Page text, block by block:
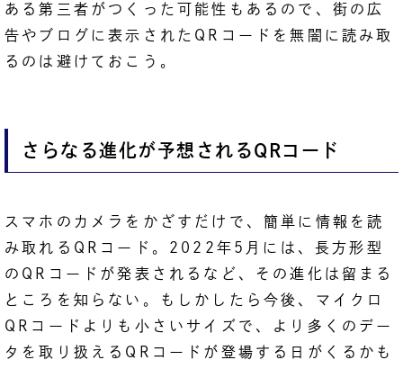
ある第三者がつくった可能性もあるので、街の広
告やブログに表示されたQRコードを無闇に読み取
るのは避けておこう。
さらなる進化が予想されるQRコード
スマホのカメラをかざすだけで、簡単に情報を読
み取れるQRコード。2022年5月には、長方形型
のQRコードが発表されるなど、その進化は留まる
ところを知らない。もしかしたら今後、マイクロ
QRコードよりも小さいサイズで、より多くのデー
タを取り扱えるQRコードが登場する日がくるかも